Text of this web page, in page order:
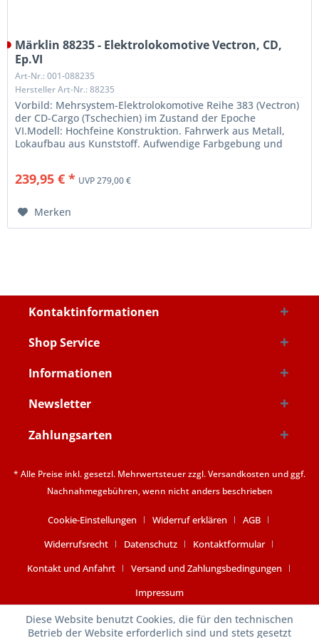
Märklin 88235 - Elektrolokomotive Vectron, CD,
Ep.VI
Art-Nr.: 001-088235
Hersteller Art-Nr.: 88235
Vorbild: Mehrsystem-Elektrolokomotive Reihe 383 (Vectron)
der CD-Cargo (Tschechien) im Zustand der Epoche
VI.Modell: Hochfeine Konstruktion. Fahrwerk aus Metall,
Lokaufbau aus Kunststoff. Aufwendige Farbgebung und
239,95 € * UVP 279,00 €
Merken
Kontaktinformationen
Shop Service
Informationen
Newsletter
Zahlungsarten
* Alle Preise inkl. gesetzl. Mehrwertsteuer zzgl.Versandkosten und ggf.
Nachnahmegebühren, wenn nicht anders beschrieben
Cookie-Einstellungen Widerruf erklären
AGB
Widerrufsrecht
Datenschutz
Kontaktformular
Kontakt und Anfahrt
Versand und Zahlungsbedingungen
Impressum
Diese Website benutzt Cookies, die für den technischen
Betrieb der Website erforderlich sind und stets gesetzt